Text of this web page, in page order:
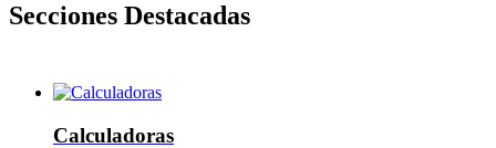
Secciones Destacadas
Calculadoras